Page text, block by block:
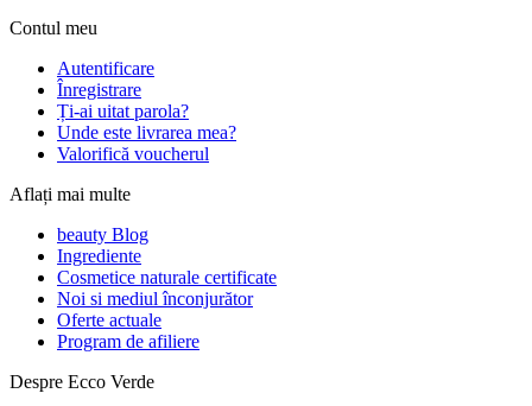
Contul meu
Autentificare
Înregistrare
Ți-ai uitat parola?
Unde este livrarea mea?
Valorifică voucherul
Aflați mai multe
beauty Blog
Ingrediente
Cosmetice naturale certificate
Noi si mediul înconjurător
Oferte actuale
Program de afiliere
Despre Ecco Verde